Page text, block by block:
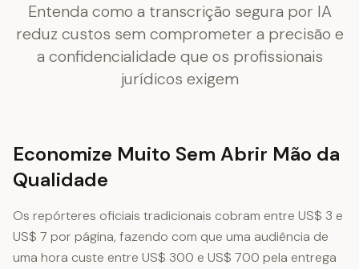
Entenda como a transcrição segura por IA
reduz custos sem comprometer a precisão e
a confidencialidade que os profissionais
jurídicos exigem
Economize Muito Sem Abrir Mão da
Qualidade
Os repórteres oficiais tradicionais cobram entre US$ 3 e
US$ 7 por página, fazendo com que uma audiência de
uma hora custe entre US$ 300 e US$ 700 pela entrega